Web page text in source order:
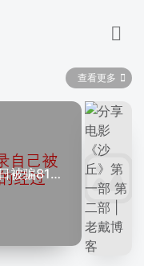
查看更多
分享网友2024年2月27日被骗8100元人民币的经过